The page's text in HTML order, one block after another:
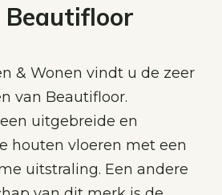
& Wonen vindt u de zeer
van Beautifloor.
uitgebreide en
houten vloeren met een
uitstraling. Een andere